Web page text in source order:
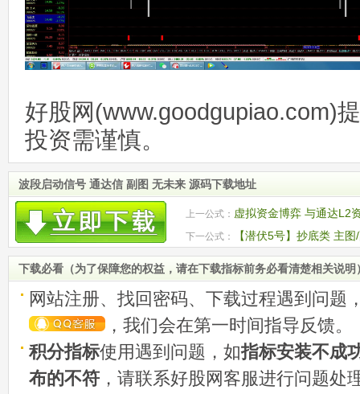
好股网(www.goodgupiao.com)
投资需谨慎。
波段启动信号 通达信 副图 无未来 源码下载地址
上一公式： 虚拟资金博弈 与通达L2
达信 贴图 加密
下一公式：
【潜伏5号】抄底类 主
图
下载必看（为了保障您的权益，请在下载指标前务必看清楚相关说明
网站注册、找回密码、下载过程遇到问题
，我们会在第一时间指导反馈。
积分指标使用遇到问题，如指标安装不成
布的不符 ，请联系好股网客服进行问题处